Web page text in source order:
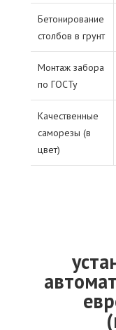
Бетонирование
столбов в грунт
Монтаж забора
по ГОСТу
Качественные
саморезы (в
цвет)